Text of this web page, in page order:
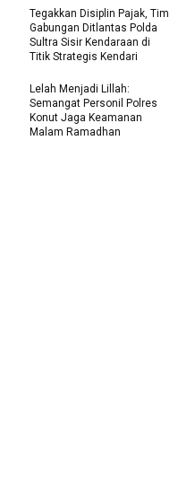
Tegakkan Disiplin Pajak, Tim
Gabungan Ditlantas Polda
Sultra Sisir Kendaraan di
Titik Strategis Kendari
Lelah Menjadi Lillah:
Semangat Personil Polres
Konut Jaga Keamanan
Malam Ramadhan